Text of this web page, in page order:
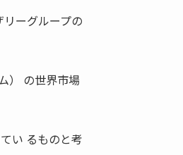
ーグループの
） の世界市場
い るものと考